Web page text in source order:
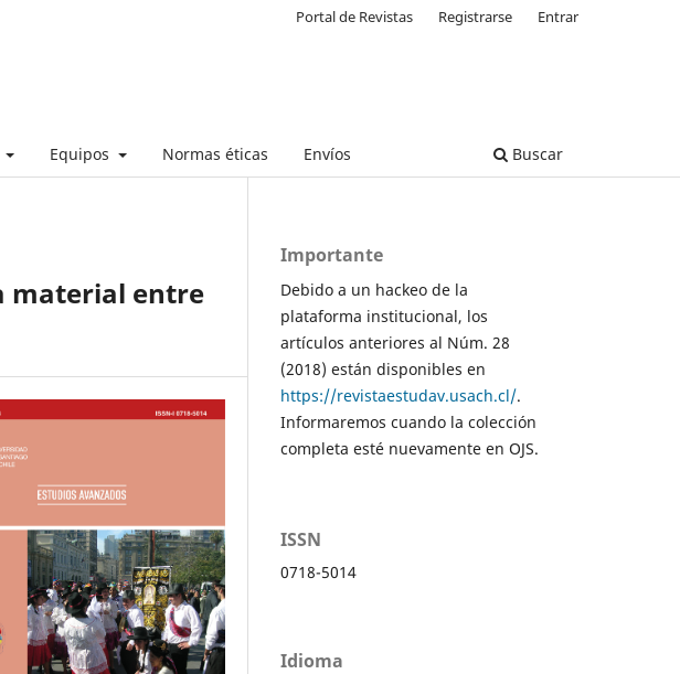
Equipos Normas éticas Envíos Buscar
Portal de Revistas Registrarse Entrar
material entre
Importante
Debido a un hackeo de la
plataforma institucional, los
artículos anteriores al Núm. 28
(2018) están disponibles en
https://revistaestudav.usach.cl/.
Informaremos cuando la colección
completa esté nuevamente en OJS.
ISSN
0718-5014
Idioma